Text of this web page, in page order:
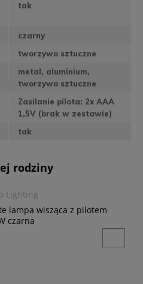
tak
czarny
tworzywo sztuczne
metal, aluminium,
tworzywo sztuczne
Zasilanie pilota: 2x AAA
1,5V (brak w zestawie)
tak
rodziny
Lighting
lampa wisząca z pilotem
czarna